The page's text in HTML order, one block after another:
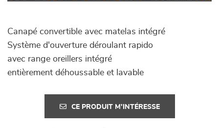
Canapé convertible avec matelas intégré
Système d'ouverture déroulant rapido
avec range oreillers intégré
entièrement déhoussable et lavable
CE PRODUIT M'INTÉRESSE